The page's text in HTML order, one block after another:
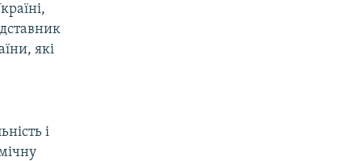
які
і